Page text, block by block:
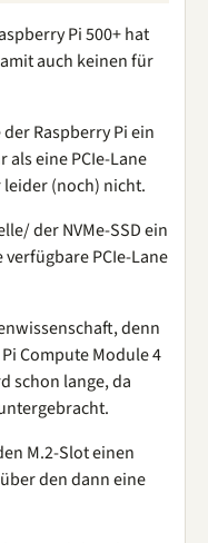
Pi 500+ hat
auch keinen für
Raspberry Pi ein
als eine PCIe-Lane
(noch) nicht.
der NVMe-SSD ein
PCIe-Lane
denn
Compute Module 4
schon lange, da
M.2-Slot einen
den dann eine